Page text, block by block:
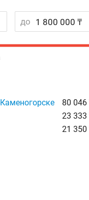
до
80 046
23 333
21 350